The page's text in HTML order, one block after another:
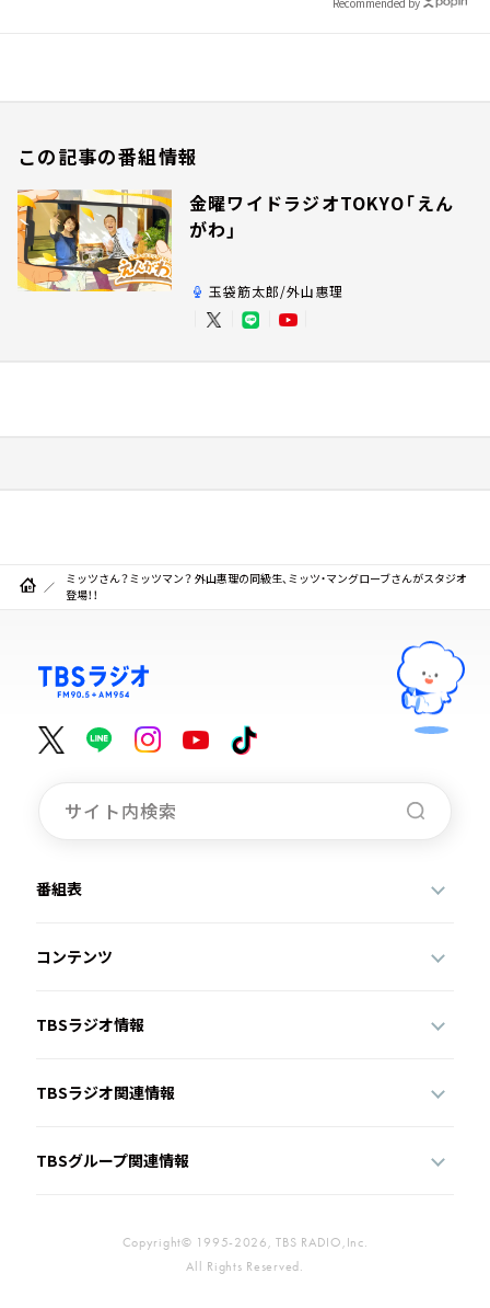
この記事の番組情報
金曜ワイドラジオTOKYO「えん
がわ」
玉袋筋太郎/外山惠理
ミッツさん？ミッツマン？ 外山惠理の同級生、ミッツ・マングローブさんがスタジオ
登場！！
番組表
コンテンツ
TBSラジオ情報
TBSラジオ関連情報
TBSグループ関連情報
Copyright© 1995-2026, TBS RADIO,Inc.
All Rights Reserved.